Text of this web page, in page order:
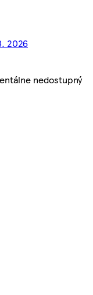
2026
nedostupný